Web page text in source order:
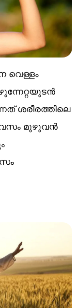
വെള്ളം
ശരീരത്തിലെ
മുഴുവൻ